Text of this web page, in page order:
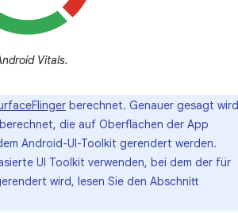
Vitals.
berechnet. Genauer gesagt wird
die auf Oberflächen der App
Android-UI-Toolkit gerendert werden.
UI Toolkit verwenden, bei dem der für
wird, lesen Sie den Abschnitt